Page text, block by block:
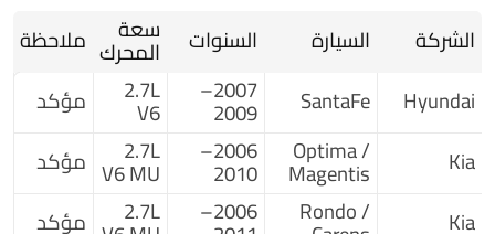
الشركة
السيارة السنوات سعة
المحرك ملاحظة
Hyundai
SantaFe
2007–
2009
2.7L
V6
مؤكد
Kia
Optima /
Magentis
2006–
2010
2.7L
V6 MU مؤكد
Kia
Rondo /
2006–
2.7L مؤكد